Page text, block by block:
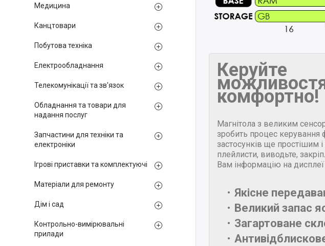
Керуйте
комфортно!
Магнітола з великим
зробить процес керування
застосунків ще простішим
плейлисти, виводьте,
Вам інформацію на
Якісне
Великий запас
Загартоване
Медицина
Канцтовари
Побутова техніка
Електрообладнання
Телекомунікації та зв'язок
Обладнання та товари для
надання послуг
Запчастини для техніки та
електроніки
Ігрові приставки та комплектуючі
Матеріали для ремонту
Дім і сад
Контрольно-вимірювальні
прилади